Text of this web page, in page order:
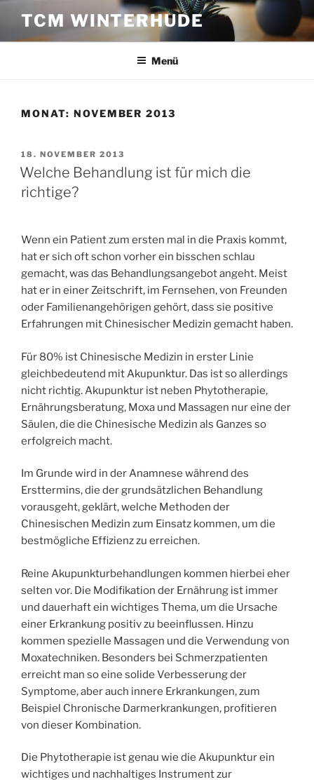
Inhalt
springen
TCM WINTERHUDE
Menü
MONAT: NOVEMBER 2013
VERÖFFENTLICHT
AM
18. NOVEMBER 2013
Welche Behandlung ist für mich die
richtige?
Wenn ein Patient zum ersten mal in die Praxis kommt,
hat er sich oft schon vorher ein bisschen schlau
gemacht, was das Behandlungsangebot angeht. Meist
hat er in einer Zeitschrift, im Fernsehen, von Freunden
oder Familienangehörigen gehört, dass sie positive
Erfahrungen mit Chinesischer Medizin gemacht haben.
Für 80% ist Chinesische Medizin in erster Linie
gleichbedeutend mit Akupunktur. Das ist so allerdings
nicht richtig. Akupunktur ist neben Phytotherapie,
Ernährungsberatung, Moxa und Massagen nur eine der
Säulen, die die Chinesische Medizin als Ganzes so
erfolgreich macht.
Im Grunde wird in der Anamnese während des
Ersttermins, die der grundsätzlichen Behandlung
vorausgeht, geklärt, welche Methoden der
Chinesischen Medizin zum Einsatz kommen, um die
bestmögliche Effizienz zu erreichen.
Reine Akupunkturbehandlungen kommen hierbei eher
selten vor. Die Modifikation der Ernährung ist immer
und dauerhaft ein wichtiges Thema, um die Ursache
einer Erkrankung positiv zu beeinflussen. Hinzu
kommen spezielle Massagen und die Verwendung von
Moxatechniken. Besonders bei Schmerzpatienten
erreicht man so eine solide Verbesserung der
Symptome, aber auch innere Erkrankungen, zum
Beispiel Chronische Darmerkrankungen, profitieren
von dieser Kombination.
Die Phytotherapie ist genau wie die Akupunktur ein
wichtiges und nachhaltiges Instrument zur